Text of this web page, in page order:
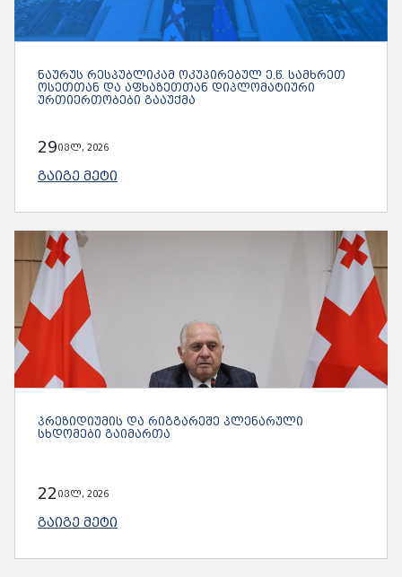
ᲜᲐᲣᲠᲣᲡ ᲠᲔᲡᲞᲣᲑᲚᲘᲙᲐᲛ ᲝᲙᲣᲞᲘᲠᲔᲑᲣᲚ Ე.Წ. ᲡᲐᲛᲮᲠᲔᲗ
ᲝᲡᲔᲗᲗᲐᲜ ᲓᲐ ᲐᲤᲮᲐᲖᲔᲗᲗᲐᲜ ᲓᲘᲞᲚᲝᲛᲐᲢᲘᲣᲠᲘ
ᲣᲠᲗᲘᲔᲠᲗᲝᲑᲔᲑᲘ ᲒᲐᲐᲣᲥᲛᲐ
29ივლ, 2026
ᲒᲐᲘᲒᲔ ᲛᲔᲢᲘ
ᲞᲠᲔᲖᲘᲓᲘᲣᲛᲘᲡ ᲓᲐ ᲠᲘᲒᲒᲐᲠᲔᲨᲔ ᲞᲚᲔᲜᲐᲠᲣᲚᲘ
ᲡᲮᲓᲝᲛᲔᲑᲘ ᲒᲐᲘᲛᲐᲠᲗᲐ
22 ივლ, 2026
ᲒᲐᲘᲒᲔ ᲛᲔᲢᲘ